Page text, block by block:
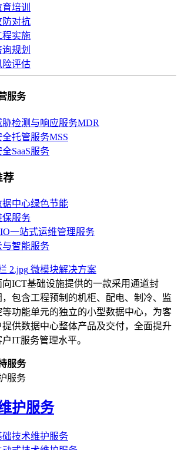
培训
防对抗
程实施
询规划
险评估
服务
胁检测与响应服务MDR
全托管服务MSS
全SaaS服务
荐
据中心绿色节能
保服务
一站式运维管理服务
与智能服务
微模块解决方案
向ICT基础设施提供的一款采用通道封
，包含工程预制的机柜、配电、制冷、监
等功能单元的独立的小型数据中心，为客
提供数据中心整体产品及交付，全面提升
户IT服务管理水平。
服务
服务
护服务
础技术维护服务